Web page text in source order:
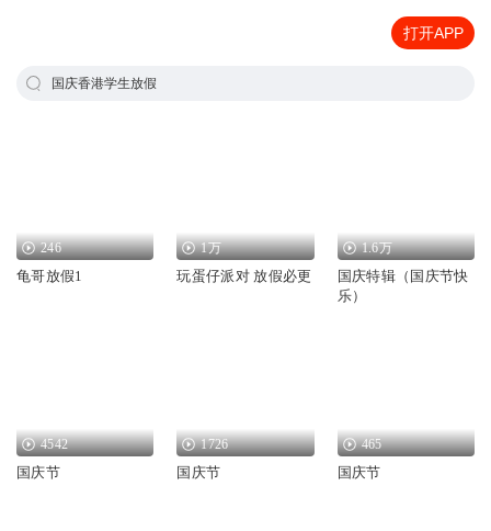
打开APP
国庆香港学生放假
246
龟哥放假1
1万
玩蛋仔派对 放假必更
1.6万
国庆特辑（国庆节快
乐）
4542
国庆节
1726
国庆节
465
国庆节